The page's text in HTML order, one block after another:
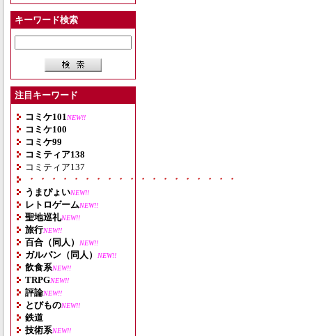
キーワード検索
注目キーワード
コミケ101 NEW!!
コミケ100
コミケ99
コミティア138
コミティア137
・・・・・・・・・・・・・・・・・・・
うまぴょいNEW!!
レトロゲームNEW!!
聖地巡礼NEW!!
旅行NEW!!
百合（同人） NEW!!
ガルパン（同人） NEW!!
飲食系NEW!!
TRPGNEW!!
評論NEW!!
とびものNEW!!
鉄道
技術系NEW!!